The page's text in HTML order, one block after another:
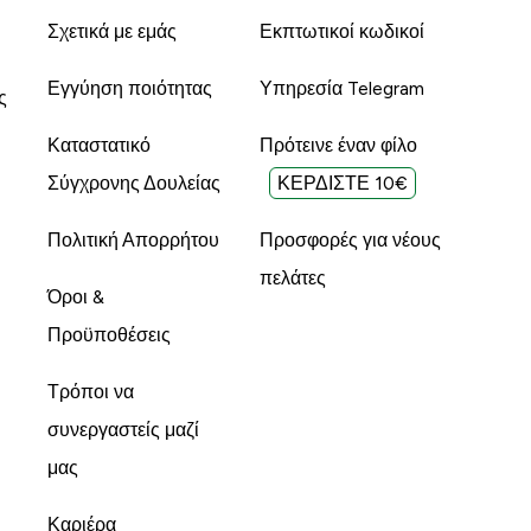
Σχετικά με εμάς
Εγγύηση ποιότητας
Καταστατικό
Σύγχρονης Δουλείας
Πολιτική Απορρήτου
Όροι &
Προϋποθέσεις
Τρόποι να
συνεργαστείς μαζί
μας
Καριέρα
Εκπτωτικοί κωδικοί
Υπηρεσία Telegram
Πρότεινε έναν φίλο
ΚΕΡΔΙΣΤΕ 10€
Προσφορές για νέους
πελάτες